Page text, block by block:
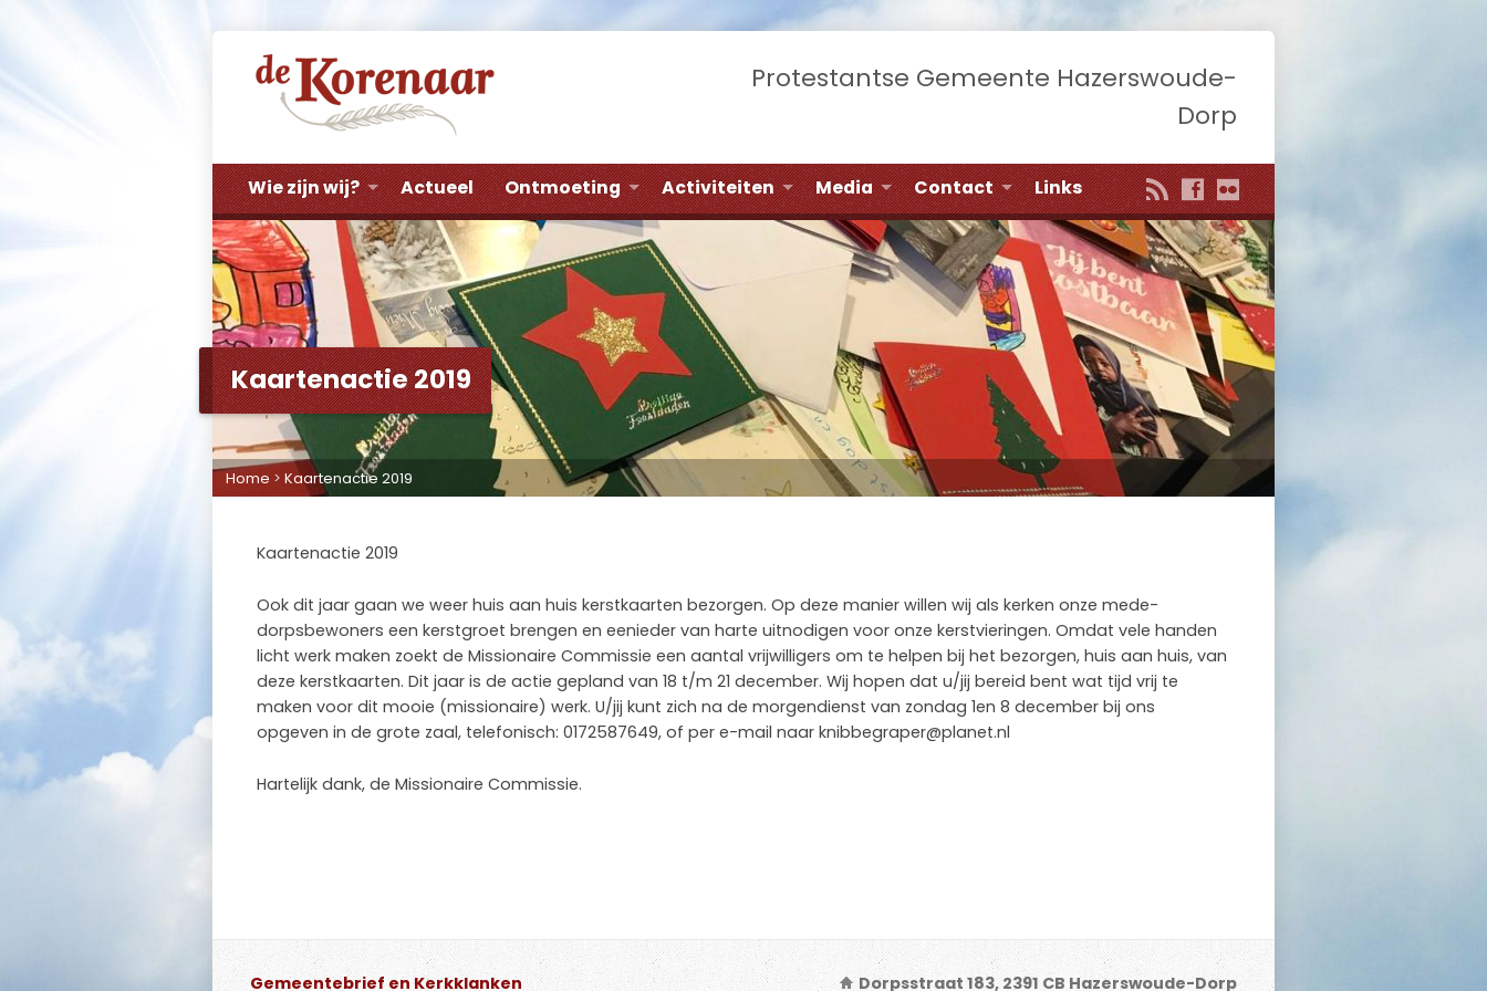
Protestantse Gemeente Hazerswoude-
Dorp
Wie zijn wij? Actueel Ontmoeting Activiteiten Media Contact Links
Kaartenactie 2019
Home > Kaartenactie 2019
Kaartenactie 2019
Ook dit jaar gaan we weer huis aan huis kerstkaarten bezorgen. Op deze manier willen wij als kerken onze mede-
dorpsbewoners een kerstgroet brengen en eenieder van harte uitnodigen voor onze kerstvieringen. Omdat vele handen
licht werk maken zoekt de Missionaire Commissie een aantal vrijwilligers om te helpen bij het bezorgen, huis aan huis, van
deze kerstkaarten. Dit jaar is de actie gepland van 18 t/m 21 december. Wij hopen dat u/jij bereid bent wat tijd vrij te
maken voor dit mooie (missionaire) werk. U/jij kunt zich na de morgendienst van zondag 1en 8 december bij ons
opgeven in de grote zaal, telefonisch: 0172587649, of per e-mail naar knibbegraper@planet.nl
Hartelijk dank, de Missionaire Commissie.
Gemeentebrief en Kerkklanken Dorpsstraat 183, 2391 CB Hazerswoude-Dorp